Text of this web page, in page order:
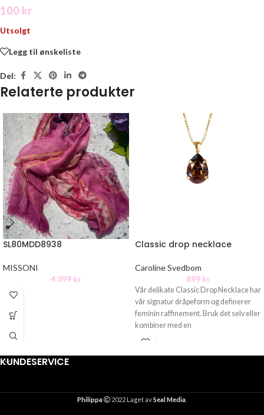
100 kr
Utsolgt
Legg til ønskeliste
Del:
Relaterte produkter
SL80MDD8938
MISSONI
4 399 kr
Classic drop necklace
Caroline Svedbom
899 kr
Vår delikate Classic Drop Necklace har
vår signatur dråpeform og definerer
feminin raffinement. Bruk det selv eller
kombiner med en
KUNDESERVICE
Philippa 2022 Laget avSeal Media